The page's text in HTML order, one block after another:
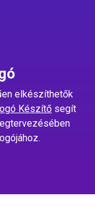
elkészíthetők
Készítő segít